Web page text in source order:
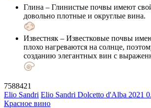
Глина – Глинистые почвы имеют
довольно плотные и округлые вина.
Известняк – Известковые почвы
плохо нагреваются на солнце,
созданию элегантных вин с
7588421
Elio Sandri Elio Sandri Dolcetto d'Alba 2021
Красное вино